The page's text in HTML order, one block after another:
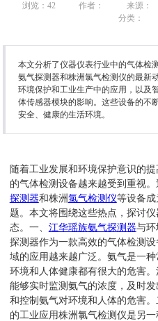
浏览： 42 作者： 来源：
分类：
本文分析了仪器仪表行业中的气体检
氨气探测器和株洲氯气检测仪的最新
环境保护和工业生产中的应用，以及
体传感器模块的影响。这些设备的不
安全、健康的生活环境。
随着工业发展和环境保护意识的
的气体检测设备越来越受到重视
探测器和株洲氯气检测仪等设备
题。本文将围绕这些热点，探讨
态。一、 江华瑶族氨气探测器与环
探测器作为一款高效的气体检测
域的应用越来越广泛。氨气是一
环境和人体健康都有很大的危害
能够实时监测氨气的浓度，及时
和控制氨气对环境和人体的危害。
的工业应用株洲氯气检测仪是另